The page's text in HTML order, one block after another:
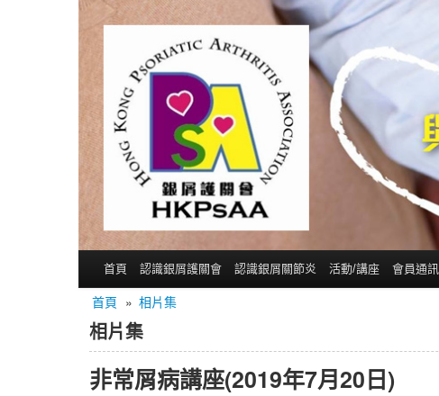
首頁 認識銀屑護關會 認識銀屑關節炎 活動/講座 會員通訊
首頁 » 相片集
相片集
非常屑病講座(2019年7月20日)